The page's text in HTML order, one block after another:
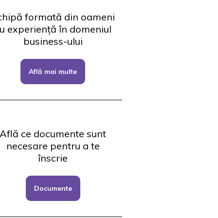
formată din oameni
experiență în domeniul
business-ului
Află mai multe
Află ce documente sunt
necesare pentru a te
înscrie
Documente